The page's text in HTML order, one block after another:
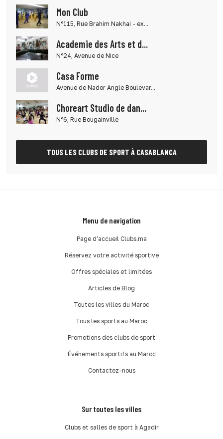
Mon Club
N°115, Rue Brahim Nakhai - ex...
Academie des Arts et d...
N°24, Avenue de Nice
Casa Forme
Avenue de Nador Angle Boulevar...
Choreart Studio de dan...
N°6, Rue Bougainville
TOUS LES CLUBS DE SPORT À CASABLANCA
Menu de navigation
Page d'accueil Clubs.ma
Réservez votre activité sportive
Offres spéciales et limitées
Articles de Blog
Toutes les villes du Maroc
Tous les sports au Maroc
Promotions des clubs de sport
Événements sportifs au Maroc
Contactez-nous
Sur toutes les villes
Clubs et salles de sport à Agadir